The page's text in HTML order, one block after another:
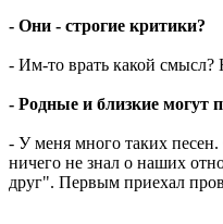
- Они - строгие критики?
- Им-то врать какой смысл?
- Родные и близкие могут
- У меня много таких
ничего не знал о наших
друг". Первым приехал